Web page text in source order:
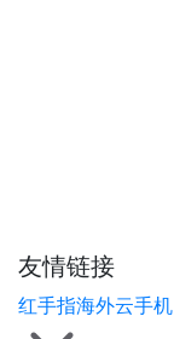
友情链接
红手指海外云手机